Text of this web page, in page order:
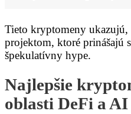
Tieto kryptomeny
projektom, ktoré prinášajú
špekulatívny hype.
Najlepšie
oblasti DeFi a AI